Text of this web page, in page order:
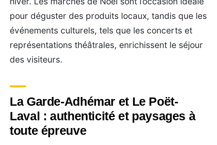
pour déguster des produits locaux, tandis que les
événements culturels, tels que les concerts et
représentations théâtrales, enrichissent le séjour
des visiteurs.
La Garde-Adhémar et Le Poët-
Laval : authenticité et paysages à
toute épreuve